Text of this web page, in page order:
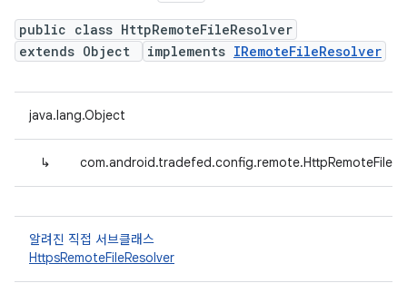
public class HttpRemoteFileResolver
extends Object
implements IRemoteFileResolver
java.lang.Object
↳
알려진 직접 서브클래스
HttpsRemoteFileResolver